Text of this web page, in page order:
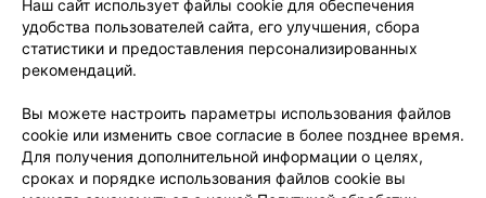
Размещение рекламы
Медицинский маркетинг
Публичный договор
Доставка
Способы оплаты
Вакансии
Партнеры
Написать руководителю 103.by
Написать в поддержку
Наш сайт использует файлы cookie для обеспечения
удобства пользователей сайта, его улучшения, сбора
статистики и предоставления персонализированных
рекомендаций.
Вы можете настроить параметры использования файлов
cookie или изменить свое согласие в более позднее время.
Для получения дополнительной информации о целях,
сроках и порядке использования файлов cookie вы